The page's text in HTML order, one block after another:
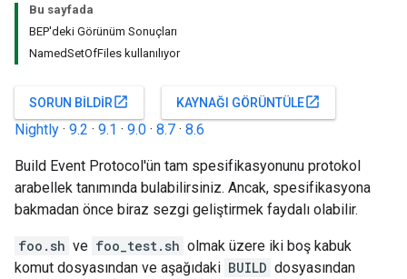
Bu sayfada
BEP'deki Görünüm Sonuçları
NamedSetOfFiles kullanılıyor
SORUN BILDIRopen_in_new KAYNAĞI GÖRÜNTÜLEopen_in_new
Nightly · 9.2 · 9.1 · 9.0 · 8.7 · 8.6
Build Event Protocol'ün tam spesifikasyonunu protokol
arabellek tanımında bulabilirsiniz. Ancak, spesifikasyona
bakmadan önce biraz sezgi geliştirmek faydalı olabilir.
foo.sh ve foo_test.sh olmak üzere iki boş kabuk
komut dosyasından ve aşağıdaki BUILD dosyasından